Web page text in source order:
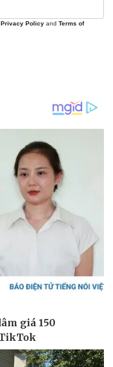
Privacy Policy and Terms of